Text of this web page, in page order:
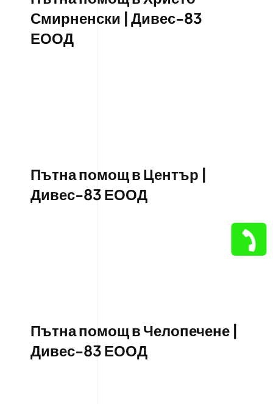
Смирненски | Дивес-83
ЕООД
Пътна помощ в Център |
Дивес-83 ЕООД
Пътна помощ в Челопечене |
Дивес-83 ЕООД